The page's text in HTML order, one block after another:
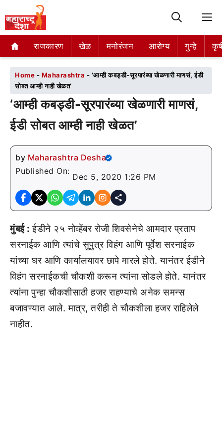
राजकारण खेळ मनोरंजन आरोग्य गुन्हे
राजकारण खेळ मनोरंजन आरोग्य गुन्हे
Home - Maharashtra - ‘आम्ही कबड्डी-सूरपारंब्या खेळणारी माणसं, ईडी
सोबत आम्ही नाही खेळत’
‘आम्ही कबड्डी-सूरपारंब्या खेळणारी माणसं,
ईडी सोबत आम्ही नाही खेळत’
by Maharashtra Desha
Published On:
Dec 5, 2020 1:26 PM
मुंबई :ईडीने २५ नोव्हेंबर रोजी शिवसेनेचे आमदार प्रताप
सरनाईक आणि त्यांचे सुपुत्र विहंग आणि पूर्वेश सरनाईक
यांच्या घर आणि कार्यालयावर छापे मारले होते. यानंतर ईडीने
विहंग सरनाईकची चौकशी करून त्यांना सोडले होते. यानंतर
त्यांना पुन्हा चौकशीसाठी हजर राहण्याचे अनेक समन्स
बजावण्यात आले. मात्र, तरीही ते चौकशीला हजर राहिलेले
नाहीत.